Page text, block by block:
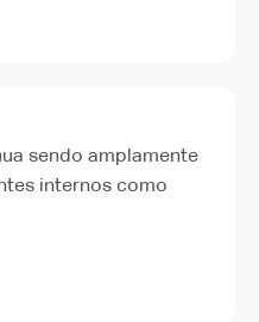
sendo amplamente
internos como